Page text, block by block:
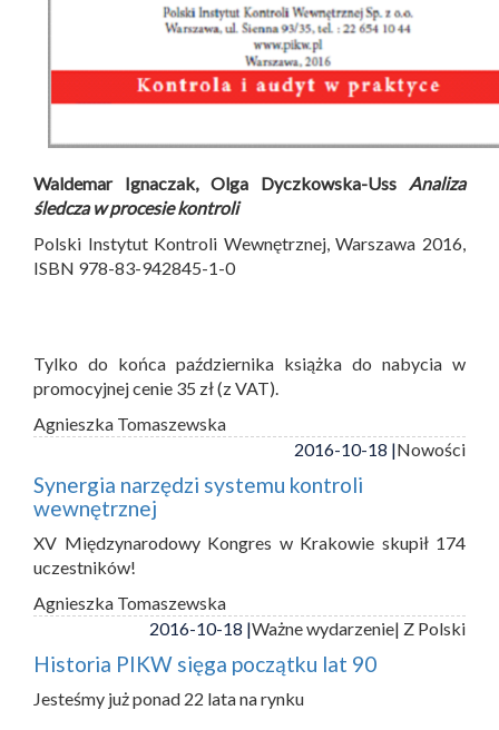
Waldemar Ignaczak, Olga Dyczkowska-Uss Analiza
śledcza w procesie kontroli
Polski Instytut Kontroli Wewnętrznej, Warszawa 2016,
ISBN 978-83-942845-1-0
Tylko do końca października książka do nabycia w
promocyjnej cenie 35 zł (z VAT).
Agnieszka Tomaszewska
2016-10-18 |Nowości
Synergia narzędzi systemu kontroli
wewnętrznej
XV Międzynarodowy Kongres w Krakowie skupił 174
uczestników!
Agnieszka Tomaszewska
2016-10-18 |Ważne wydarzenie| Z Polski
Historia PIKW sięga początku lat 90
Jesteśmy już ponad 22 lata na rynku